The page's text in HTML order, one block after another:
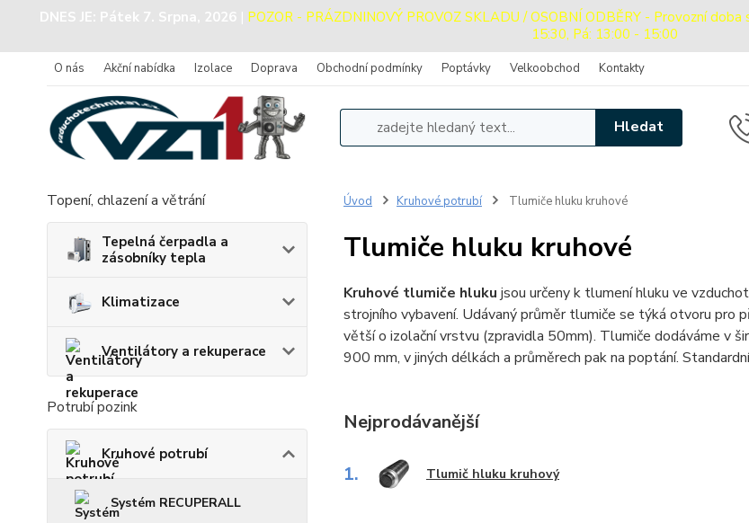
DNES JE: Pátek 7. Srpna, 2026 | POZOR - PRÁZDNINOVÝ PROVOZ SKLADU / OSOBNÍ ODBĚRY - Provozní
15:30, Pá: 13:00 - 15:00
O nás Akční nabídka Izolace Doprava Obchodní podmínky Poptávky Velkoobchod Kontakty
Hledat
Topení, chlazení a větrání
Tepelná čerpadla a
zásobníky tepla
Klimatizace
Ventilátory a rekuperace
Potrubí pozink
Kruhové potrubí
Systém RECUPERALL
Úvod Kruhové potrubí Tlumiče hluku kruhové
Tlumiče hluku kruhové
Kruhové tlumiče hluku jsou určeny k tlumení hluku ve
strojního vybavení. Udávaný průměr tlumiče se týká otvoru pro
větší o izolační vrstvu (zpravidla 50mm). Tlumiče dodáváme v
900 mm, v jiných délkách a průměrech pak na poptání.
Nejprodávanější
1. Tlumič hluku kruhový